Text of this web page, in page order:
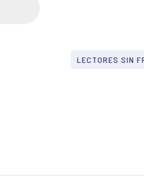
LECTORES SIN